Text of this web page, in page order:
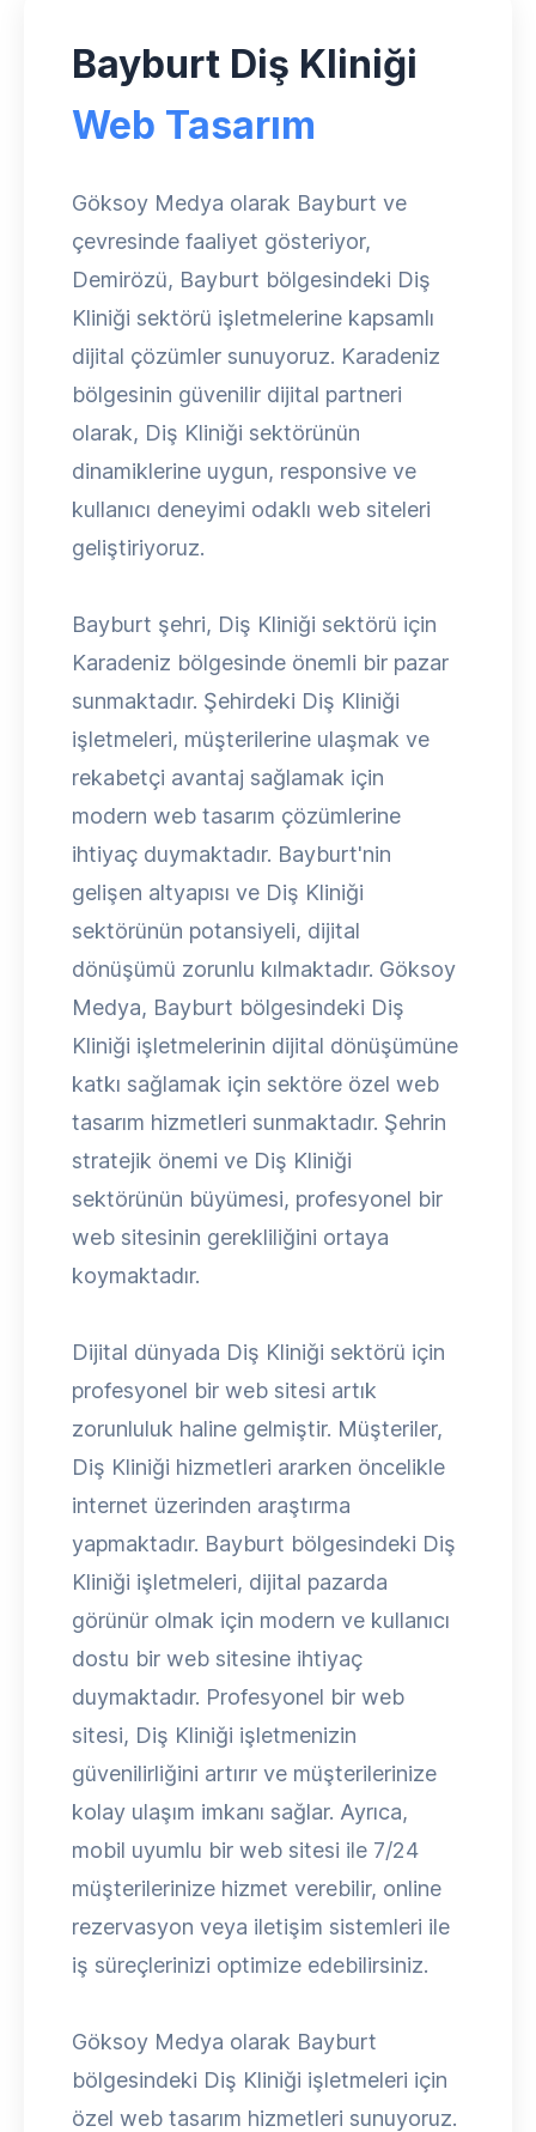
Bayburt Diş Kliniği
Web Tasarım
Göksoy Medya olarak Bayburt ve
çevresinde faaliyet gösteriyor,
Demirözü, Bayburt bölgesindeki Diş
Kliniği sektörü işletmelerine kapsamlı
dijital çözümler sunuyoruz. Karadeniz
bölgesinin güvenilir dijital partneri
olarak, Diş Kliniği sektörünün
dinamiklerine uygun, responsive ve
kullanıcı deneyimi odaklı web siteleri
geliştiriyoruz.
Bayburt şehri, Diş Kliniği sektörü için
Karadeniz bölgesinde önemli bir pazar
sunmaktadır. Şehirdeki Diş Kliniği
işletmeleri, müşterilerine ulaşmak ve
rekabetçi avantaj sağlamak için
modern web tasarım çözümlerine
ihtiyaç duymaktadır. Bayburt'nin
gelişen altyapısı ve Diş Kliniği
sektörünün potansiyeli, dijital
dönüşümü zorunlu kılmaktadır. Göksoy
Medya, Bayburt bölgesindeki Diş
Kliniği işletmelerinin dijital dönüşümüne
katkı sağlamak için sektöre özel web
tasarım hizmetleri sunmaktadır. Şehrin
stratejik önemi ve Diş Kliniği
sektörünün büyümesi, profesyonel bir
web sitesinin gerekliliğini ortaya
koymaktadır.
Dijital dünyada Diş Kliniği sektörü için
profesyonel bir web sitesi artık
zorunluluk haline gelmiştir. Müşteriler,
Diş Kliniği hizmetleri ararken öncelikle
internet üzerinden araştırma
yapmaktadır. Bayburt bölgesindeki Diş
Kliniği işletmeleri, dijital pazarda
görünür olmak için modern ve kullanıcı
dostu bir web sitesine ihtiyaç
duymaktadır. Profesyonel bir web
sitesi, Diş Kliniği işletmenizin
güvenilirliğini artırır ve müşterilerinize
kolay ulaşım imkanı sağlar. Ayrıca,
mobil uyumlu bir web sitesi ile 7/24
müşterilerinize hizmet verebilir, online
rezervasyon veya iletişim sistemleri ile
iş süreçlerinizi optimize edebilirsiniz.
Göksoy Medya olarak Bayburt
bölgesindeki Diş Kliniği işletmeleri için
özel web tasarım hizmetleri sunuyoruz.